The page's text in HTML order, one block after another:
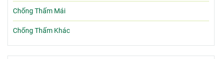
Chống Thấm Mái
Chống Thấm Khác